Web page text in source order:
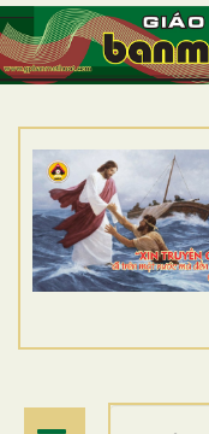
TRANG NHẤT
GIỚI THIỆU
DÒNG TU
BAN MỤC VỤ
ĐOÀN THỂ CG
ĐIỂM HÀNH